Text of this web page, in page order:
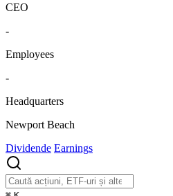
CEO
-
Employees
-
Headquarters
Newport Beach
Dividende Earnings